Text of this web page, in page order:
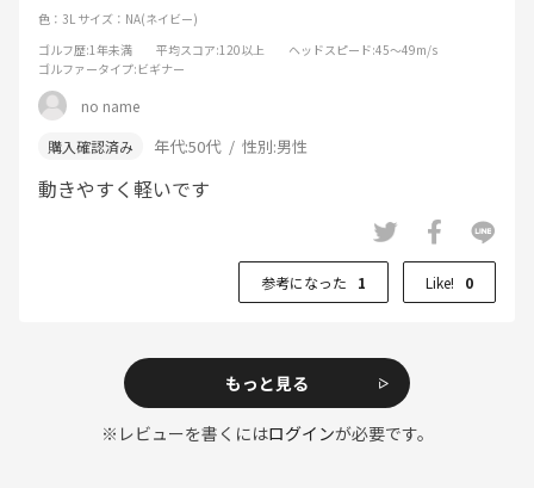
色：3L サイズ：NA(ネイビー)
ゴルフ歴:1年未満 平均スコア:120以上 ヘッドスピード:45～49m/s
ゴルファータイプ:ビギナー
no name
年代:50代 性別:男性
動きやすく軽いです
参考になった 1 Like! 0
もっと見る
※レビューを書くにはログインが必要です。